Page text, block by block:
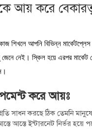
আয় করে
শিখলে আপনি বিভিন্ন
নেই। স্কিল হয়ে এরপর মার্কেট
করে আয়ঃ
সাধন করছে ঠিক তেমনি
আস্তে ইন্টারনেট নির্ভর হয়ে